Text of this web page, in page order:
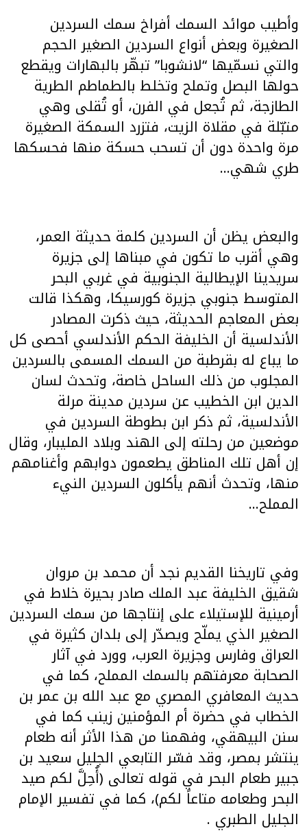
وأطيب موائد السمك أفراخ سمك السردين
الصغيرة وبعض أنواع السردين الصغير الحجم
والتي نسمّيها “لانشوبا” تبهّر بالبهارات ويقطع
حولها البصل وتملح وتخلط بالطماطم الطرية
الطازجة، ثم تُجعل في الفرن، أو تُقلى وهي
متبّلة في مقلاة الزيت، فتزرد السمكة الصغيرة
مرة واحدة دون أن تسحب حسكة منها فحسكها
طري شهي…
والبعض يظن أن السردين كلمة حديثة العمر،
وهي أقرب ما تكون في مبناها إلى جزيرة
سريدينا الإيطالية الجنوبية في غربي البحر
المتوسط جنوبي جزيرة كورسيكا، وهكذا قالت
بعض المعاجم الحديثة، حيث ذكرت المصادر
الأندلسية أن الخليفة الحكم الأندلسي أحصى كل
ما يباع له بقرطبة من السمك المسمى بالسردين
المجلوب من ذلك الساحل خاصة، وتحدث لسان
الدين ابن الخطيب عن سردين مدينة مرلة
الأندلسية، ثم ذكر ابن بطوطة السردين في
موضعين من رحلته إلى الهند وبلاد المليبار، وقال
إن أهل تلك المناطق يطعمون دوابهم وأغنامهم
منها، وتحدث أنهم يأكلون السردين النيء
المملح…
وفي تاريخنا القديم نجد أن محمد بن مروان
شقيق الخليفة عبد الملك صادر بحيرة خلاط في
أرمينية للإستيلاء على إنتاجها من سمك السردين
الصغير الذي يملّح ويصدّر إلى بلدان كثيرة في
العراق وفارس وجزيرة العرب، وورد في آثار
الصحابة معرفتهم بالسمك المملح، كما في
حديث المعافري المصري مع عبد الله بن عمر بن
الخطاب في حضرة أم المؤمنين زينب كما في
سنن البيهقي، وفهمنا من هذا الأثر أنه طعام
ينتشر بمصر، وقد فسّر التابعي الجليل سعيد بن
جبير طعام البحر في قوله تعالى (أُحِلَّ لكم صيد
البحر وطعامه متاعاً لكم)، كما في تفسير الإمام
الجليل الطبري .